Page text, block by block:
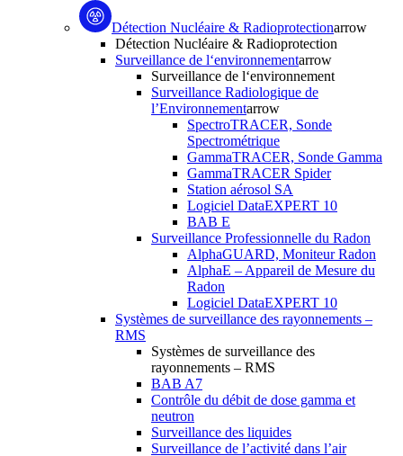
Détection Nucléaire & Radioprotectionarrow
Détection Nucléaire & Radioprotection
Surveillance de l‘environnementarrow
Surveillance de l‘environnement
Surveillance Radiologique de
l’Environnementarrow
SpectroTRACER, Sonde
Spectrométrique
GammaTRACER, Sonde Gamma
GammaTRACER Spider
Station aérosol SA
Logiciel DataEXPERT 10
BAB E
Surveillance Professionnelle du Radon
AlphaGUARD, Moniteur Radon
AlphaE – Appareil de Mesure du
Radon
Logiciel DataEXPERT 10
Systèmes de surveillance des rayonnements –
RMS
Systèmes de surveillance des
rayonnements – RMS
BAB A7
Contrôle du débit de dose gamma et
neutron
Surveillance des liquides
Surveillance de l’activité dans l’air